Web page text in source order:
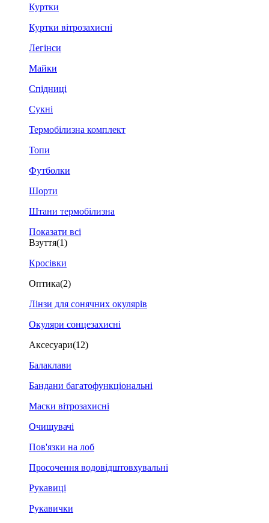
Куртки
Куртки вітрозахисні
Легінси
Майки
Спідниці
Сукні
Термобілизна комплект
Топи
Футболки
Шорти
Штани термобілизна
Показати всі
Взуття(1)
Кросівки
Оптика(2)
Лінзи для сонячних окулярів
Окуляри сонцезахисні
Аксесуари(12)
Балаклави
Бандани багатофункціональні
Маски вітрозахисні
Очищувачі
Пов'язки на лоб
Просочення водовідштовхувальні
Рукавиці
Рукавички